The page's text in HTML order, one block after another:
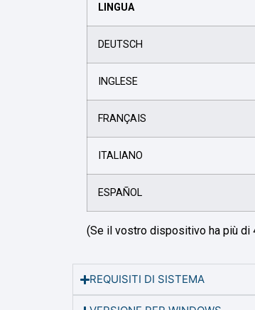
LINGUA
DEUTSCH
INGLESE
FRANÇAIS
ITALIANO
ESPAÑOL
(Se il vostro dispositivo ha più di
REQUISITI DI SISTEMA